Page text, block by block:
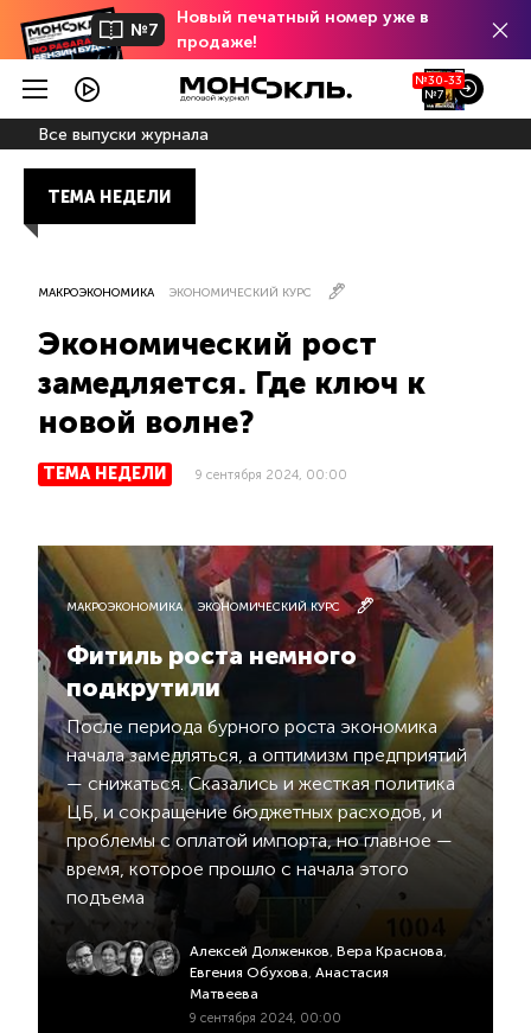
№7
Новый печатный номер уже в
продаже!
№30-33
№7
Все выпуски журнала
ТЕМА НЕДЕЛИ
МАКРОЭКОНОМИКА ЭКОНОМИЧЕСКИЙ КУРС
Экономический рост
замедляется. Где ключ к
новой волне?
ТЕМА НЕДЕЛИ 9 сентября 2024, 00:00
МАКРОЭКОНОМИКА ЭКОНОМИЧЕСКИЙ КУРС
Фитиль роста немного
подкрутили
После периода бурного роста экономика
начала замедляться, а оптимизм предприятий
— снижаться. Сказались и жесткая политика
ЦБ, и сокращение бюджетных расходов, и
проблемы с оплатой импорта, но главное —
время, которое прошло с начала этого
подъема
Алексей Долженков, Вера Краснова,
Евгения Обухова, Анастасия
Матвеева
9 сентября 2024, 00:00